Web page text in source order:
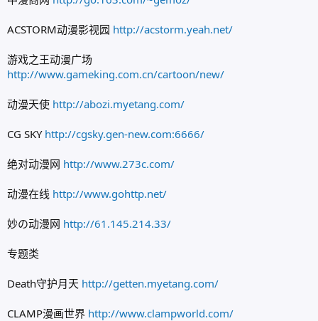
ACSTORM动漫影视园 http://acstorm.yeah.net/
游戏之王动漫广场
http://www.gameking.com.cn/cartoon/new/
动漫天使 http://abozi.myetang.com/
CG SKY http://cgsky.gen-new.com:6666/
绝对动漫网 http://www.273c.com/
动漫在线 http://www.gohttp.net/
妙の动漫网 http://61.145.214.33/
专题类
Death守护月天 http://getten.myetang.com/
CLAMP漫画世界 http://www.clampworld.com/